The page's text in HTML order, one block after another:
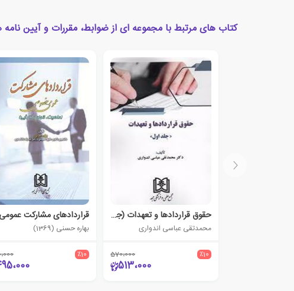
کتاب های مرتبط با مجموعه ای از ضوابط، مقررات و آیین
حقوق قراردادها و تعهدات (جلد 1)
محمدتقی عباسی اندواری
٪10 570،000
513،000
بهاره حسنی (1369)
٪10